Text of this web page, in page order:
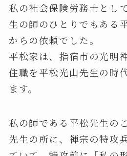
私の社会保険労務士とし
生の師のひとりでもある
からの依頼でした。
平松家は、指宿市の光明
住職を平松光山先生の時
ます。
私の師である平松先生の
先生の所に、禅宗の特攻